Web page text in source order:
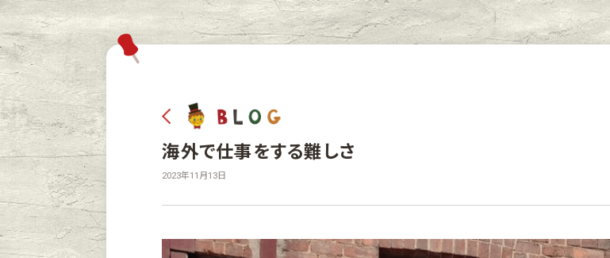
海外で仕事をする難しさ
2023年11月13日